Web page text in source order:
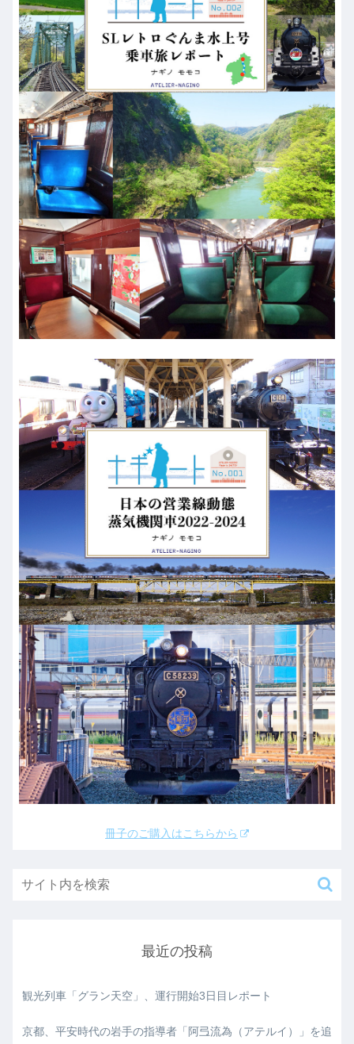
冊子のご購入はこちらから
最近の投稿
観光列車「グラン天空」、運行開始3日目レポート
京都、平安時代の岩手の指導者「阿弖流為（アテルイ）」を追